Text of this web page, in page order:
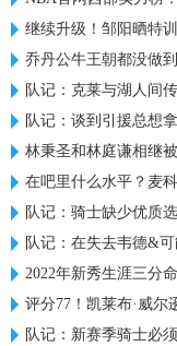
继续升级！邹阳晒特
乔丹公牛王朝都没做
队记：克莱与湖人间
队记：谈到引援总想
林秉圣和林庭谦相继
在吧里什么水平？麦科
队记：骑士缺少优质
队记：在失去韦德&
2022年新秀生涯三分
评分77！凯莱布·威尔
队记：新赛季骑士必